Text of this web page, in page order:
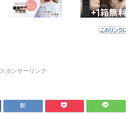
スポンサーリンク